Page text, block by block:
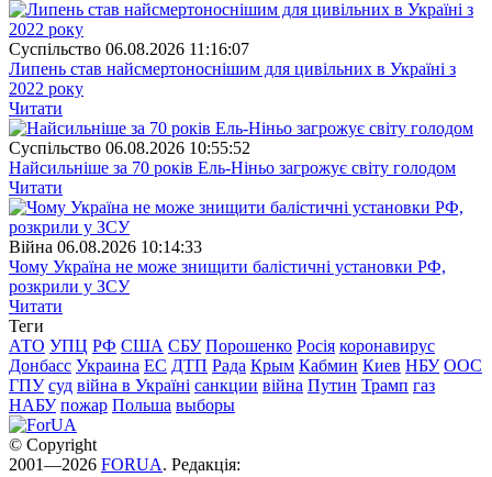
Суспiльство 06.08.2026 11:16:07
Липень став найсмертоноснішим для цивільних в Україні з
2022 року
Читати
Суспiльство 06.08.2026 10:55:52
Найсильніше за 70 років Ель-Ніньо загрожує світу голодом
Читати
Війна 06.08.2026 10:14:33
Чому Україна не може знищити балістичні установки РФ,
розкрили у ЗСУ
Читати
Теги
АТО УПЦ РФ США СБУ Порошенко Росія коронавирус
Донбасс Украина ЕС ДТП Рада Крым Кабмин Киев НБУ ООС
ГПУ суд війна в Україні санкции війна Путин Трамп газ
НАБУ пожар Польша выборы
© Copyright
2001—2026 FORUA. Редакція: